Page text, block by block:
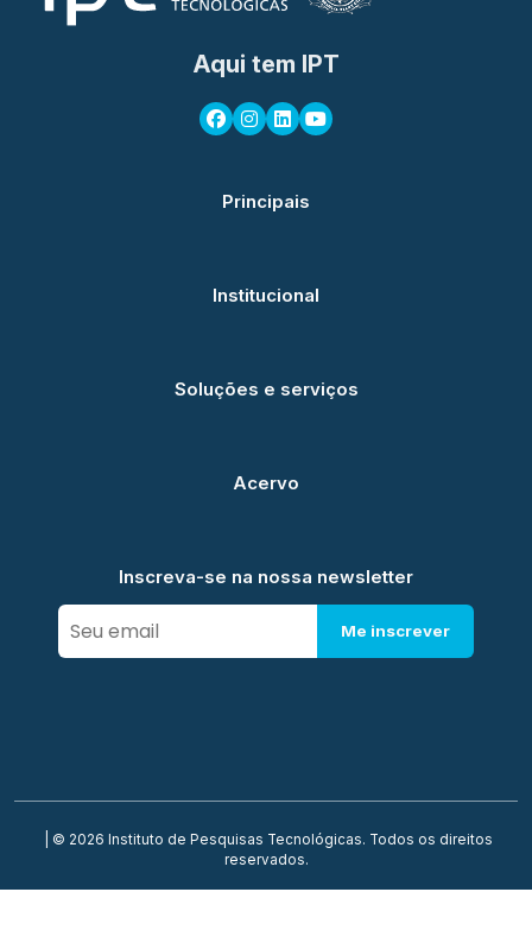
Aqui tem IPT
Principais
Institucional
Soluções e serviços
Acervo
Inscreva-se na nossa newsletter
Me inscrever
| © 2026 Instituto de Pesquisas Tecnológicas. Todos os direitos
reservados.